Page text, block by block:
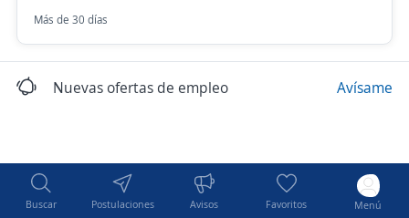
Buscar Postulaciones Avisos Favoritos Menú
Más de 30 días
Nuevas ofertas de empleo Avísame